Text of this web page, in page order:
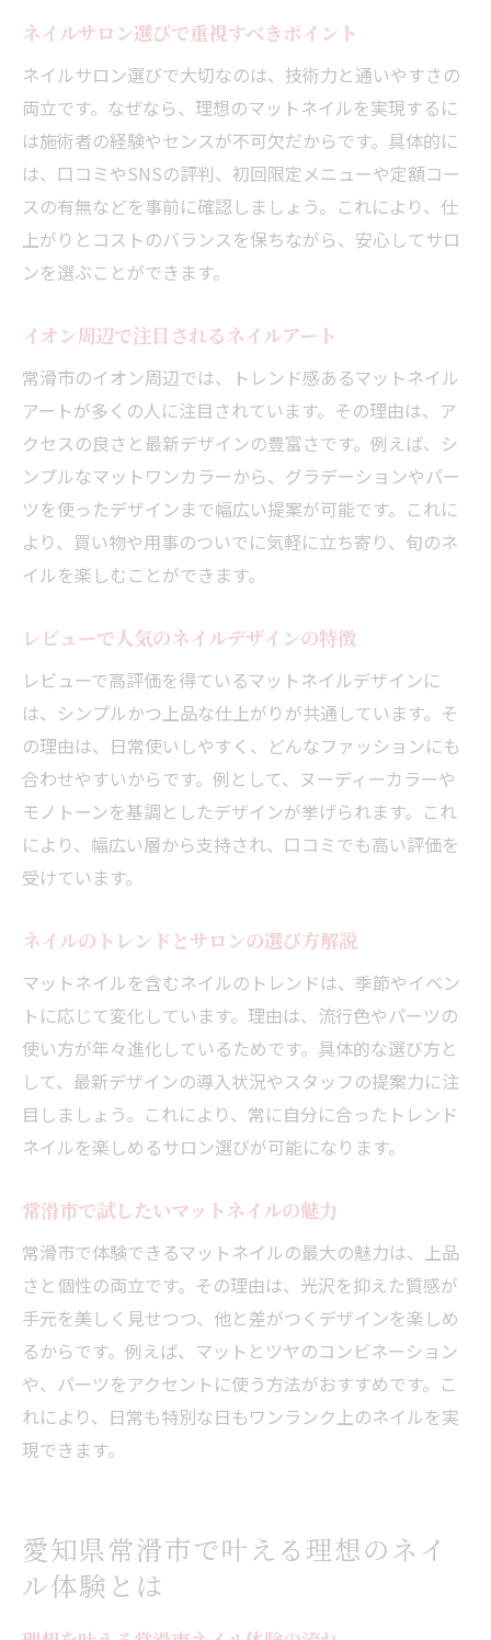
ニュアンスネイルで個性を引き出すコツ
ネイルで差がつくニュアンスの取り入れ方
常滑市サロンで叶う最旬ニュアンスネイル
マット仕上げの魅力とネイルの組み合わせ
ニュアンスネイルが人気の理由を解説
ネイルを美しく仕上げるコツを常滑市で発見
美しいネイルを叶える基本ケアの大切さ
ネイルサロンで伝えたいオーダーの方法
常滑市のサロンで得られる技術力とは
ネイルを長持ちさせるためのポイント
リラックス空間で楽しむマットネイルの魅力
リラックスできるネイルサロンの特徴
落ち着いた空間で受けるマットネイル体験
ネイル施術中のリラックス方法を紹介
サロンの雰囲気が施術満足度に与える影響
通いやすさ重視のネイル選び完全ガイド
アクセス抜群のネイルサロン選び方
仕事帰りに便利なネイルサロンの探し方
イオン周辺で見つかる通いやすいサロン
予約のしやすさで選ぶネイルサロンの特徴
通いやすいサロンを見極めるポイント
マットネイルの評判と口コミから見る実力
常滑市で評判のマットネイル体験とは
ネイルの口コミから分かる満足度の理由
実際の声から選ぶマットネイルの魅力
口コミ情報を活用したサロン選び術
自分らしいネイルを常滑市で見つける方法
自分好みのネイルデザインを探すコツ
常滑市で叶えるオリジナルネイルの楽しみ
ニュアンスネイルで表現する個性の魅力
ネイルサロン選びで重視すべきポイント
ネイルサロン選びで大切なのは、技術力と通いやすさの
両立です。なぜなら、理想のマットネイルを実現するに
は施術者の経験やセンスが不可欠だからです。具体的に
は、口コミやSNSの評判、初回限定メニューや定額コー
スの有無などを事前に確認しましょう。これにより、仕
上がりとコストのバランスを保ちながら、安心してサロ
ンを選ぶことができます。
イオン周辺で注目されるネイルアート
常滑市のイオン周辺では、トレンド感あるマットネイル
アートが多くの人に注目されています。その理由は、ア
クセスの良さと最新デザインの豊富さです。例えば、シ
ンプルなマットワンカラーから、グラデーションやパー
ツを使ったデザインまで幅広い提案が可能です。これに
より、買い物や用事のついでに気軽に立ち寄り、旬のネ
イルを楽しむことができます。
レビューで人気のネイルデザインの特徴
レビューで高評価を得ているマットネイルデザインに
は、シンプルかつ上品な仕上がりが共通しています。そ
の理由は、日常使いしやすく、どんなファッションにも
合わせやすいからです。例として、ヌーディーカラーや
モノトーンを基調としたデザインが挙げられます。これ
により、幅広い層から支持され、口コミでも高い評価を
受けています。
ネイルのトレンドとサロンの選び方解説
マットネイルを含むネイルのトレンドは、季節やイベン
トに応じて変化しています。理由は、流行色やパーツの
使い方が年々進化しているためです。具体的な選び方と
して、最新デザインの導入状況やスタッフの提案力に注
目しましょう。これにより、常に自分に合ったトレンド
ネイルを楽しめるサロン選びが可能になります。
常滑市で試したいマットネイルの魅力
常滑市で体験できるマットネイルの最大の魅力は、上品
さと個性の両立です。その理由は、光沢を抑えた質感が
手元を美しく見せつつ、他と差がつくデザインを楽しめ
るからです。例えば、マットとツヤのコンビネーション
や、パーツをアクセントに使う方法がおすすめです。こ
れにより、日常も特別な日もワンランク上のネイルを実
現できます。
愛知県常滑市で叶える理想のネイ
ル体験とは